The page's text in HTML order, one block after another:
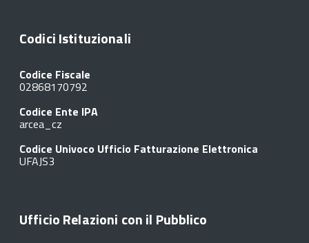
Codici Istituzionali
Codice Fiscale
02868170792
Codice Ente IPA
arcea_cz
Codice Univoco Ufficio Fatturazione Elettronica
UFAJS3
Ufficio Relazioni con il Pubblico